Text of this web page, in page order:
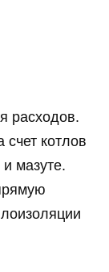
расходов.
котлов
мазуте.